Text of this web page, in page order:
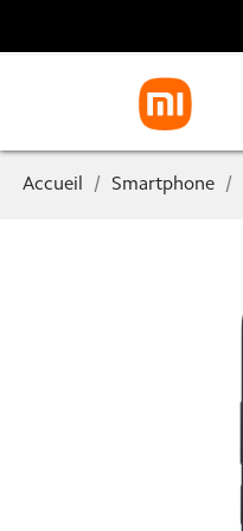
Accueil Smartphone